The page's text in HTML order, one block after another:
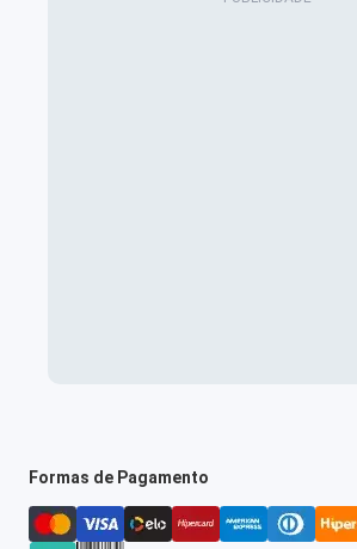
Formas de Pagamento